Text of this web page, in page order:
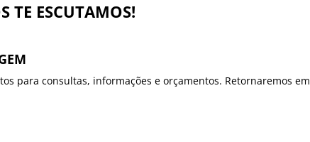
TE ESCUTAMOS!
para consultas, informações e orçamentos. Retornaremos em